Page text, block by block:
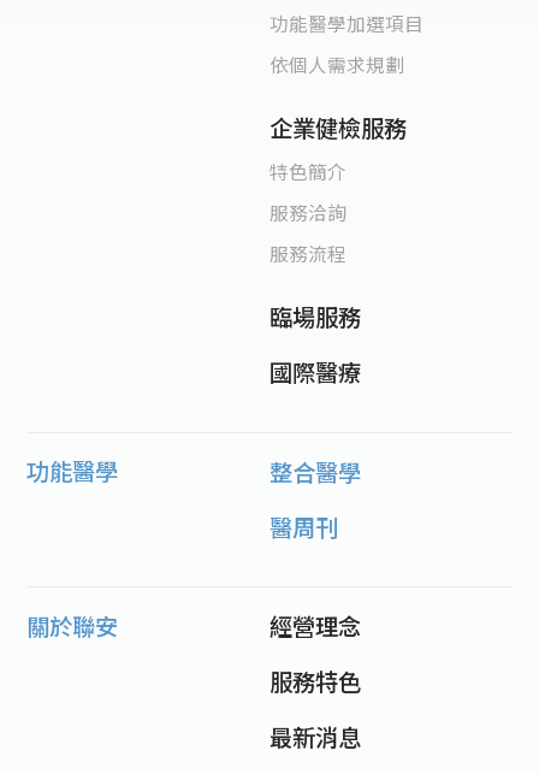
功能醫學加選項目
依個人需求規劃
企業健檢服務
特色簡介
服務洽詢
服務流程
臨場服務
國際醫療
功能醫學
整合醫學
醫周刊
關於聯安
經營理念
服務特色
最新消息